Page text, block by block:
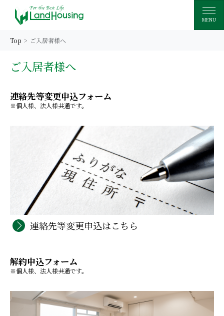
MENU
Top ご入居者様へ
ご入居者様へ
連絡先等変更申込フォーム
※個人様、法人様共通です。
連絡先等変更申込はこちら
解約申込フォーム
※個人様、法人様共通です。